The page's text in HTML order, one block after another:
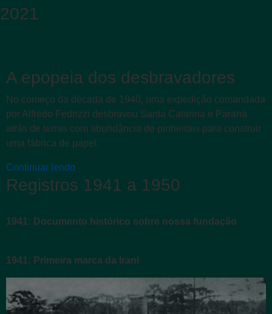
2021
A epopeia dos desbravadores
No começo da década de 1940, uma expedição comandada
por Alfredo Fedrizzi desbravou Santa Catarina e Paraná
atrás de terras com abundância de pinheirais para construir
uma fábrica de papel.
Continuar lendo
Registros 1941 a 1950
1941: Documento histórico sobre nossa fundação
1941: Primeira marca da Irani